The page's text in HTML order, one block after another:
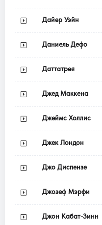
Дайер Уэйн
Даниель Дефо
Даттатрея
Джед Маккена
Джеймс Холлис
Джек Лондон
Джо Диспензе
Джозеф Мэрфи
Джон Кабат-Зинн